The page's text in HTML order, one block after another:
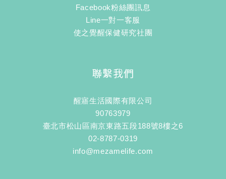
Facebook粉絲團訊息
Line一對一客服
使之覺醒保健研究社團
聯繫我們
醒寤生活國際有限公司
90763979
臺北市松山區南京東路五段188號8樓之6
02-8787-0319
info@mezamelife.com